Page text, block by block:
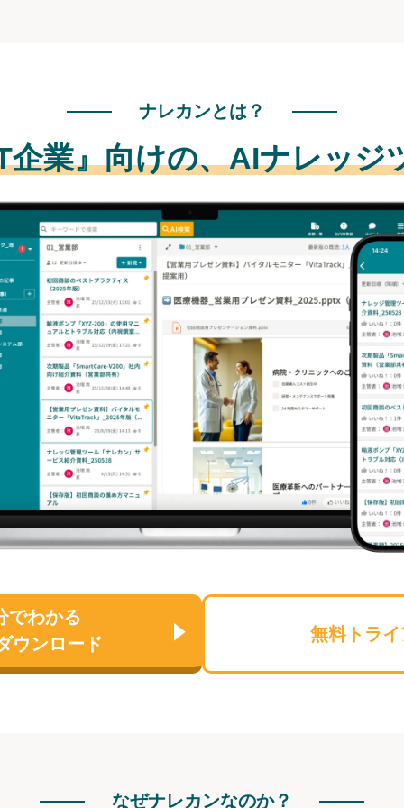
ナレカンとは？
企業』向けの、AIナレッジ
でわかる
ウンロード
無料トラ
なぜナレカンなのか？